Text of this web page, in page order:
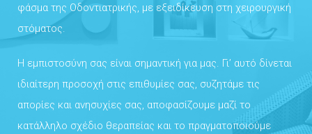
φάσμα της Οδοντιατρικής, με εξειδίκευση στη χειρουργική
στόματος.
Η εμπιστοσύνη σας είναι σημαντική για μας. Γι’ αυτό δίνεται
ιδιαίτερη προσοχή στις επιθυμίες σας, συζητάμε τις
απορίες και ανησυχίες σας, αποφασίζουμε μαζί το
κατάλληλο σχέδιο θεραπείας και το πραγματοποιούμε